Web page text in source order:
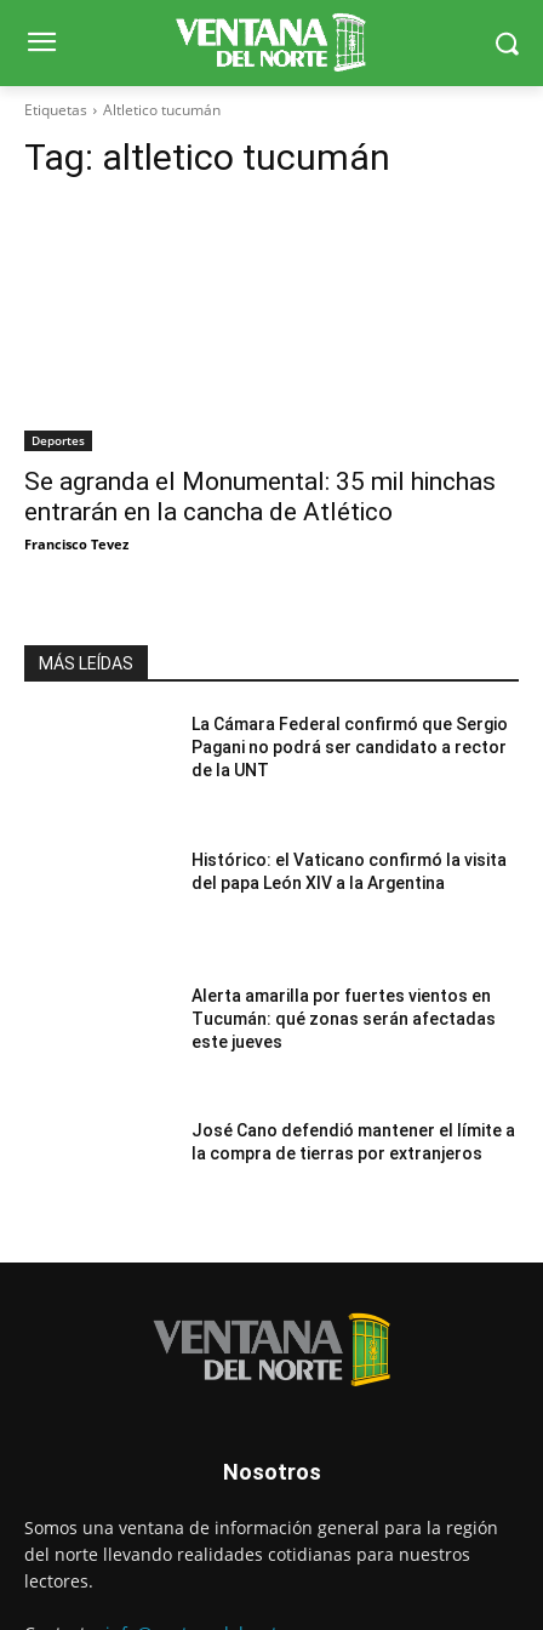
Etiquetas Altletico tucumán
Tag: altletico tucumán
Deportes
Se agranda el Monumental: 35 mil hinchas
entrarán en la cancha de Atlético
Francisco Tevez
MÁS LEÍDAS
La Cámara Federal confirmó que Sergio
Pagani no podrá ser candidato a rector
de la UNT
Histórico: el Vaticano confirmó la visita
del papa León XIV a la Argentina
Alerta amarilla por fuertes vientos en
Tucumán: qué zonas serán afectadas
este jueves
José Cano defendió mantener el límite a
la compra de tierras por extranjeros
Nosotros
Somos una ventana de información general para la región
del norte llevando realidades cotidianas para nuestros
lectores.